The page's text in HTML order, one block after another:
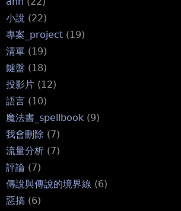
小說 (22)
專案_project (19)
清單 (19)
鍵盤 (18)
投影片 (12)
語言 (10)
魔法書_spellbook (9)
我會刪除 (7)
流量分析 (7)
評論 (7)
傳說與傳說的境界線 (6)
惡搞 (6)